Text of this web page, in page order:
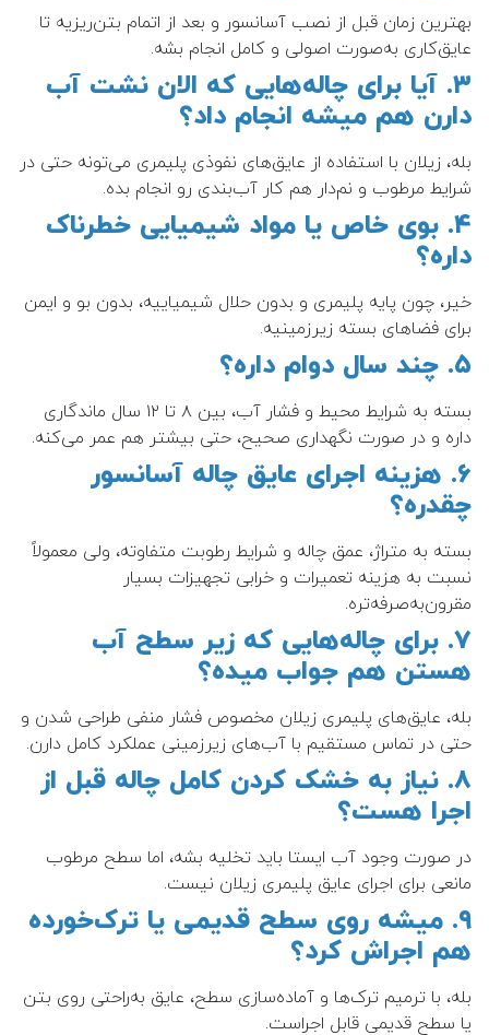
بهترین زمان قبل از نصب آسانسور و بعد از اتمام بتن‌ریزیه تا
عایق‌کاری به‌صورت اصولی و کامل انجام بشه.
۳. آیا برای چاله‌هایی که الان نشت آب
دارن هم میشه انجام داد؟
بله، زیلان با استفاده از عایق‌های نفوذی پلیمری می‌تونه حتی در
شرایط مرطوب و نم‌دار هم کار آب‌بندی رو انجام بده.
۴. بوی خاص یا مواد شیمیایی خطرناک
داره؟
خیر، چون پایه پلیمری و بدون حلال شیمیاییه، بدون بو و ایمن
برای فضاهای بسته زیرزمینیه.
۵. چند سال دوام داره؟
بسته به شرایط محیط و فشار آب، بین ۸ تا ۱۲ سال ماندگاری
داره و در صورت نگهداری صحیح، حتی بیشتر هم عمر می‌کنه.
۶. هزینه اجرای عایق چاله آسانسور
چقدره؟
بسته به متراژ، عمق چاله و شرایط رطوبت متفاوته، ولی معمولاً
نسبت به هزینه تعمیرات و خرابی تجهیزات بسیار
مقرون‌به‌صرفه‌تره.
۷. برای چاله‌هایی که زیر سطح آب
هستن هم جواب میده؟
بله، عایق‌های پلیمری زیلان مخصوص فشار منفی طراحی شدن و
حتی در تماس مستقیم با آب‌های زیرزمینی عملکرد کامل دارن.
۸. نیاز به خشک کردن کامل چاله قبل از
اجرا هست؟
در صورت وجود آب ایستا باید تخلیه بشه، اما سطح مرطوب
مانعی برای اجرای عایق پلیمری زیلان نیست.
۹. میشه روی سطح قدیمی یا ترک‌خورده
هم اجراش کرد؟
بله، با ترمیم ترک‌ها و آماده‌سازی سطح، عایق به‌راحتی روی بتن
یا سطح قدیمی قابل اجراست.